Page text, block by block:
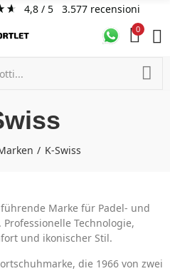
4,8/ 5 3.577 recensioni
0
K-Swiss
Marke für Padel- und
Technologie,
und ikonischer Stil.
die 1966 von zwei